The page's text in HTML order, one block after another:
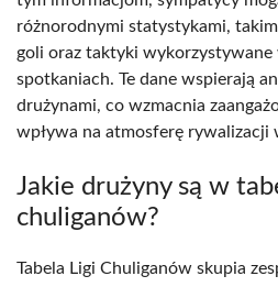
różnorodnymi statystykami,
goli oraz taktyki wykorzystywane
spotkaniach. Te dane wspierają
drużynami, co wzmacnia
wpływa na atmosferę rywalizacji
Jakie drużyny są w
chuliganów?
Tabela Ligi Chuliganów skupia